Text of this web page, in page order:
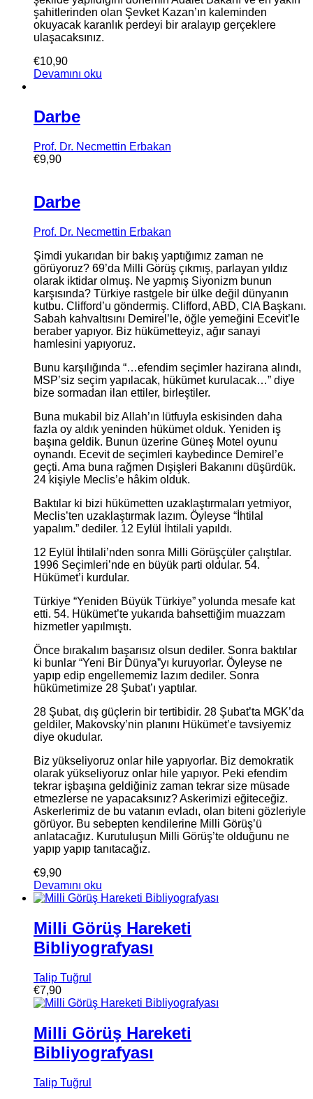
şahitlerinden olan Şevket Kazan’ın kaleminden
okuyacak karanlık perdeyi bir aralayıp gerçeklere
ulaşacaksınız.
€10,90
Devamını oku
Darbe
Prof. Dr. Necmettin Erbakan
€9,90
Darbe
Prof. Dr. Necmettin Erbakan
Şimdi yukarıdan bir bakış yaptığımız zaman ne
görüyoruz? 69’da Milli Görüş çıkmış, parlayan yıldız
olarak iktidar olmuş. Ne yapmış Siyonizm bunun
karşısında? Türkiye rastgele bir ülke değil dünyanın
kutbu. Clifford’u göndermiş. Clifford, ABD, CIA Başkanı.
Sabah kahvaltısını Demirel’le, öğle yemeğini Ecevit’le
beraber yapıyor. Biz hükümetteyiz, ağır sanayi
hamlesini yapıyoruz.
Bunu karşılığında “…efendim seçimler hazirana alındı,
MSP’siz seçim yapılacak, hükümet kurulacak…” diye
bize sormadan ilan ettiler, birleştiler.
Buna mukabil biz Allah’ın lütfuyla eskisinden daha
fazla oy aldık yeninden hükümet olduk. Yeniden iş
başına geldik. Bunun üzerine Güneş Motel oyunu
oynandı. Ecevit de seçimleri kaybedince Demirel’e
geçti. Ama buna rağmen Dışişleri Bakanını düşürdük.
24 kişiyle Meclis’e hâkim olduk.
Baktılar ki bizi hükümetten uzaklaştırmaları yetmiyor,
Meclis’ten uzaklaştırmak lazım. Öyleyse “İhtilal
yapalım.” dediler. 12 Eylül İhtilali yapıldı.
12 Eylül İhtilali’nden sonra Milli Görüşçüler çalıştılar.
1996 Seçimleri’nde en büyük parti oldular. 54.
Hükümet’i kurdular.
Türkiye “Yeniden Büyük Türkiye” yolunda mesafe kat
etti. 54. Hükümet’te yukarıda bahsettiğim muazzam
hizmetler yapılmıştı.
Önce bırakalım başarısız olsun dediler. Sonra baktılar
ki bunlar “Yeni Bir Dünya”yı kuruyorlar. Öyleyse ne
yapıp edip engellememiz lazım dediler. Sonra
hükümetimize 28 Şubat’ı yaptılar.
28 Şubat, dış güçlerin bir tertibidir. 28 Şubat’ta MGK’da
geldiler, Makovsky’nin planını Hükümet’e tavsiyemiz
diye okudular.
Biz yükseliyoruz onlar hile yapıyorlar. Biz demokratik
olarak yükseliyoruz onlar hile yapıyor. Peki efendim
tekrar işbaşına geldiğiniz zaman tekrar size müsade
etmezlerse ne yapacaksınız? Askerimizi eğiteceğiz.
Askerlerimiz de bu vatanın evladı, olan biteni gözleriyle
görüyor. Bu sebepten kendilerine Milli Görüş’ü
anlatacağız. Kurutuluşun Milli Görüş’te olduğunu ne
yapıp yapıp tanıtacağız.
€9,90
Devamını oku
Milli Görüş Hareketi
Bibliyografyası
Talip Tuğrul
€7,90
Milli Görüş Hareketi
Bibliyografyası
Talip Tuğrul